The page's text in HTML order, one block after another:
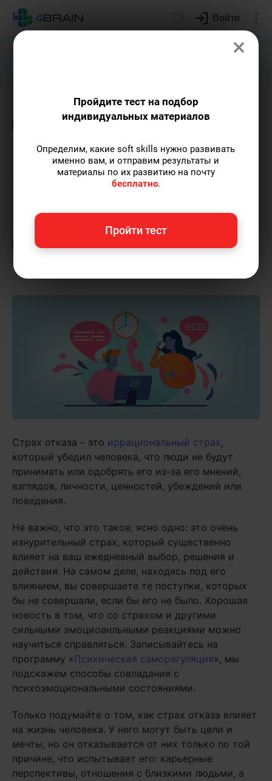
Войти
Подарим индивидуальный план
Психология
Как справиться со страхом
отказа
Григорий Кшеминский
Пишу статьи по теме «Психология»
только, а также рекомендую курс
Страх отказа – это иррациональный страх,
который убедил человека, что люди не будут
принимать или одобрять его из-за его мнений,
взглядов, личности, ценностей, убеждений или
поведения.
Не важно, что это такое, ясно одно: это очень
изнурительный страх, который существенно
влияет на ваш ежедневный выбор, решения и
действия. На самом деле, находясь под его
влиянием, вы совершаете те поступки, которых
бы не совершали, если бы его не было. Хорошая
новость в том, что со страхом и другими
сильными эмоциоанльными реакциями можно
научиться справляться. Записывайтесь на
программу «Психическая саморегуляция», мы
подскажем способы совладания с
психоэмоциональными состояниями.
Только подумайте о том, как страх отказа влияет
на жизнь человека. У него могут быть цели и
мечты, но он отказывается от них только по той
причине, что испытывает его: карьерные
перспективы, отношения с близкими людьми, а
×
Пройдите тест на подбор
индивидуальных материалов
Определим, какие soft skills нужно развивать
именно вам, и отправим результаты и
материалы по их развитию на почту
бесплатно.
Пройти тест